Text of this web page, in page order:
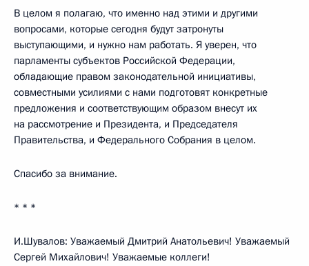
В целом я полагаю, что именно над этими и другими
вопросами, которые сегодня будут затронуты
выступающими, и нужно нам работать. Я уверен, что
парламенты субъектов Российской Федерации,
обладающие правом законодательной инициативы,
совместными усилиями с нами подготовят конкретные
предложения и соответствующим образом внесут их
на рассмотрение и Президента, и Председателя
Правительства, и Федерального Собрания в целом.
Спасибо за внимание.
* * *
И.Шувалов: Уважаемый Дмитрий Анатольевич! Уважаемый
Сергей Михайлович! Уважаемые коллеги!